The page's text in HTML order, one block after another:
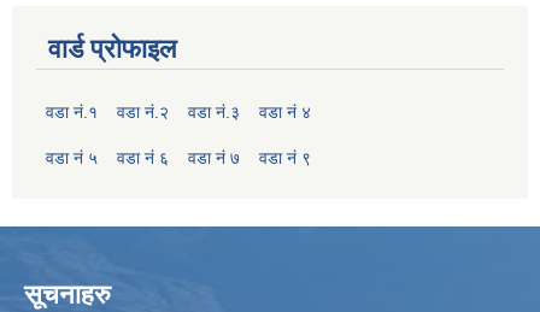
वार्ड प्रोफाइल
वडा नं.१ वडा नं.२ वडा नं.३ वडा नं ४
वडा नं ५ वडा नं ६ वडा नं ७ वडा नं ९
सूचनाहरु